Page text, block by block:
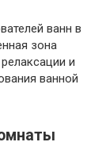
ванн в
зона
и
ванной